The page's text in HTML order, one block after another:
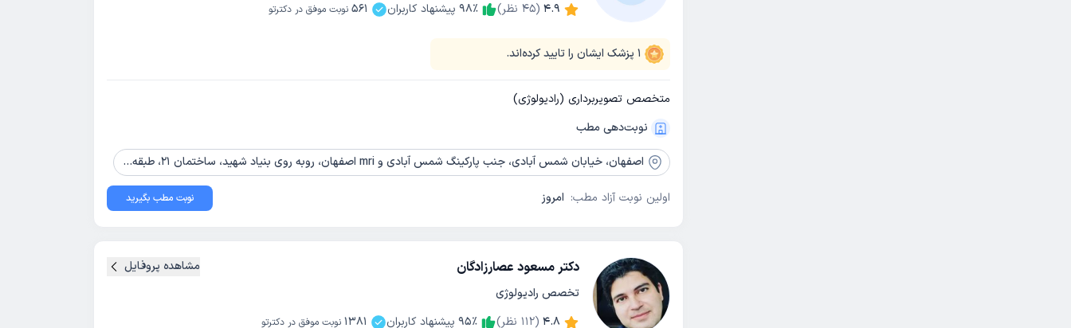
4.9
(
45 نظر) 98٪ پیشنهاد کاربران 561 نوبت موفق در دکترتو
1 پزشک ایشان را تایید کرده‌اند.
متخصص تصویربرداری (رادیولوژی)
نوبت‌دهی مطب
اصفهان، خیابان شمس آبادی، جنب پارکینگ شمس آبادی و mri اصفهان، روبه روی بنیاد شهید، ساختمان 21، طبقه زیرزمین، رادیولوژی پارسا
اولین نوبت آزاد مطب: امروز نوبت مطب بگیرید
دکتر مسعود عصارزادگان
تخصص رادیولوژی
4.8
(
112 نظر) 95٪ پیشنهاد کاربران 1381 نوبت موفق در دکترتو
مشاهده پروفایل